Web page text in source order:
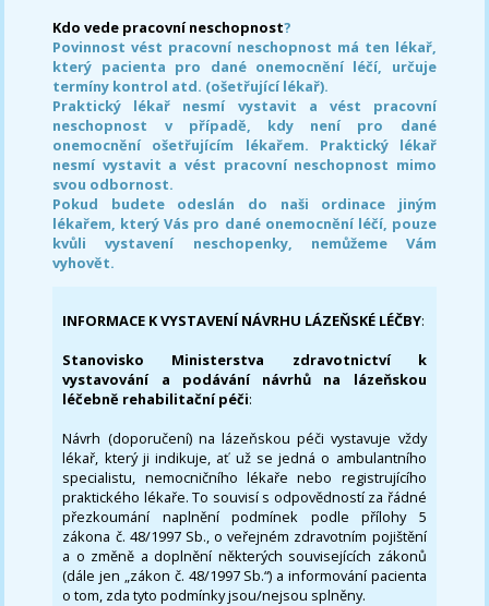
Kdo vede pracovní neschopnost?
Povinnost vést pracovní neschopnost má ten lékař,
který pacienta pro dané onemocnění léčí, určuje
termíny kontrol atd. (ošetřující lékař).
Praktický lékař nesmí vystavit a vést pracovní
neschopnost v případě, kdy není pro dané
onemocnění ošetřujícím lékařem. Praktický lékař
nesmí vystavit a vést pracovní neschopnost mimo
svou odbornost.
Pokud budete odeslán do naši ordinace jiným
lékařem, který Vás pro dané onemocnění léčí, pouze
kvůli vystavení neschopenky, nemůžeme Vám
vyhovět.
INFORMACE K VYSTAVENÍ NÁVRHU LÁZEŇSKÉ LÉČBY:
Stanovisko Ministerstva zdravotnictví k
vystavování a podávání návrhů na lázeňskou
léčebně rehabilitační péči:
Návrh (doporučení) na lázeňskou péči vystavuje vždy
lékař, který ji indikuje, ať už se jedná o ambulantního
specialistu, nemocničního lékaře nebo registrujícího
praktického lékaře. To souvisí s odpovědností za řádné
přezkoumání naplnění podmínek podle přílohy 5
zákona č. 48/1997 Sb., o veřejném zdravotním pojištění
a o změně a doplnění některých souvisejících zákonů
(dále jen „zákon č. 48/1997 Sb.“) a informování pacienta
o tom, zda tyto podmínky jsou/nejsou splněny.